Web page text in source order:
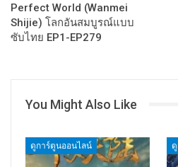
Perfect World (Wanmei
Shijie) โลกอันสมบูรณ์แบบ
ซับไทย EP1-EP279
You Might Also Like
ดูการ์ตูนออนไลน์